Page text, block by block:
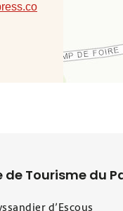
de Tourisme du
d’Escous